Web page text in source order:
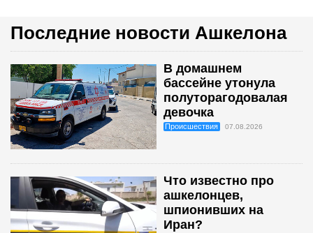
Последние новости Ашкелона
В домашнем
бассейне утонула
полуторагодовалая
девочка
Происшествия 07.08.2026
Что известно про
ашкелонцев,
шпионивших на
Иран?